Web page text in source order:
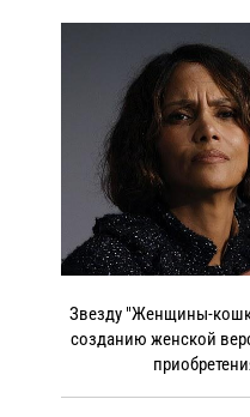
Звезду "Женщины-
созданию женской